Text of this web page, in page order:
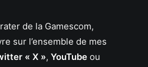
de la Gamescom,
sur l’ensemble de mes
« X », YouTube ou